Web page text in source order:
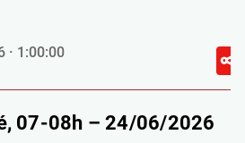
· 1:00:00
07-08h – 24/06/2026